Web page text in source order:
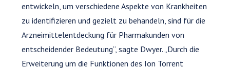
entwickeln, um verschiedene Aspekte von Krankheiten
zu identifizieren und gezielt zu behandeln, sind für die
Arzneimittelentdeckung für Pharmakunden von
entscheidender Bedeutung“, sagte Dwyer. „Durch die
Erweiterung um die Funktionen des Ion Torrent